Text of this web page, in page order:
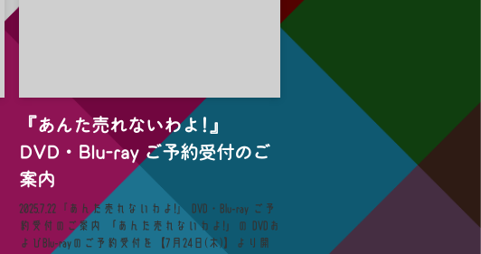
『あんた売れないわよ!』
DVD・Blu-ray ご予約受付のご
案内
2025.7.22『あんた売れないわよ!』 DVD・Blu-ray ご予
約受付のご案内 「あんた売れないわよ!」の DVDお
よびBlu-rayのご予約受付を【7月24日(木)】より開